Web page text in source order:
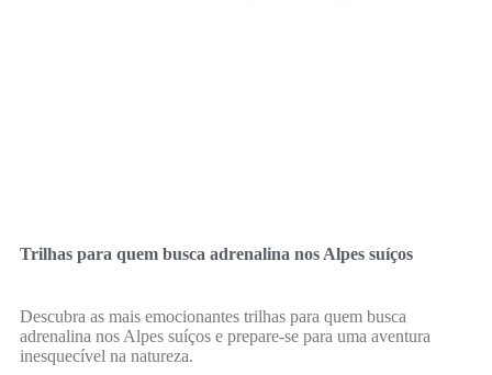
Trilhas para quem busca adrenalina nos Alpes suíços
Descubra as mais emocionantes trilhas para quem busca
adrenalina nos Alpes suíços e prepare-se para uma aventura
inesquecível na natureza.